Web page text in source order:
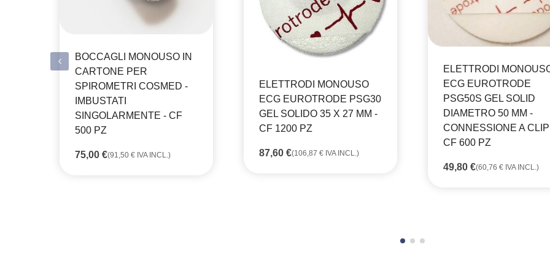
BOCCAGLI MONOUSO IN
CARTONE PER
SPIROMETRI COSMED -
IMBUSTATI
SINGOLARMENTE - CF
500 PZ
75,00 €(91,50 € IVA INCL.)
ELETTRODI MONOUSO
ECG EUROTRODE PSG30
GEL SOLIDO 35 X 27 MM -
CF 1200 PZ
87,60 €(106,87 € IVA INCL.)
ELETTRODI
ECG EUROTRODE
PSG50S GEL SOLID
DIAMETRO 50 MM -
CONNESSIONE A
CF 600 PZ
49,80 €(60,76 € IVA INCL.)